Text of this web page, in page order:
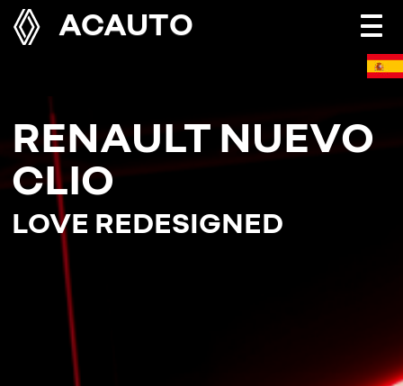
ACAUTO
RENAULT NUEVO
CLIO
LOVE REDESIGNED